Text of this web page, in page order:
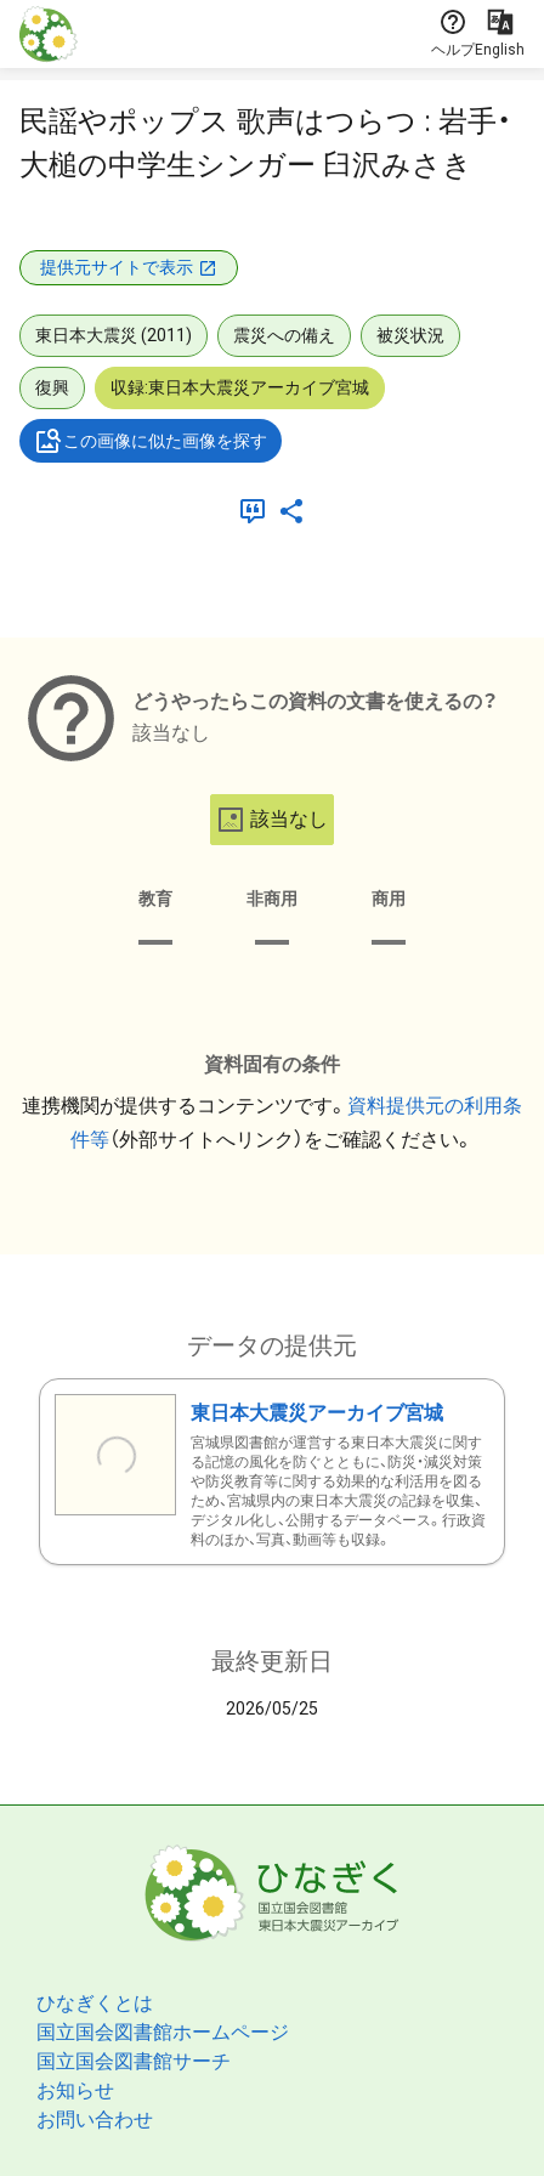
本文に飛ぶ
ヘルプEnglish
民謡やポップス 歌声はつらつ : 岩手・
大槌の中学生シンガー 臼沢みさき
提供元サイトで表示
東日本大震災 (2011) 震災への備え 被災状況
復興 収録:東日本大震災アーカイブ宮城
この画像に似た画像を探す
どうやったらこの資料の文書を使えるの？
該当なし
該当なし
教育 非商用 商用
資料固有の条件
連携機関が提供するコンテンツです。 資料提供元の利用条
件等（外部サイトへリンク）をご確認ください。
データの提供元
東日本大震災アーカイブ宮城
宮城県図書館が運営する東日本大震災に関す
る記憶の風化を防ぐとともに、防災・減災対策
や防災教育等に関する効果的な利活用を図る
ため、宮城県内の東日本大震災の記録を収集、
デジタル化し、公開するデータベース。行政資
料のほか、写真、動画等も収録。
最終更新日
2026/05/25
ひなぎくとは
国立国会図書館ホームページ
国立国会図書館サーチ
お知らせ
お問い合わせ